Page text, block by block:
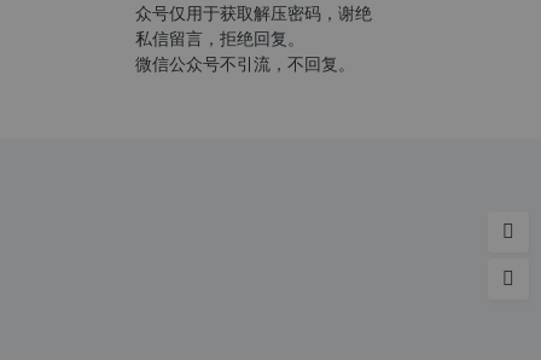
众号仅用于获取解压密码，谢绝
私信留言，拒绝回复。
微信公众号不引流，不回复。